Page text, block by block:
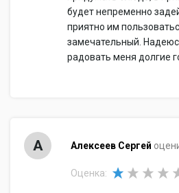
будет непременно
приятно им
замечательный.
радовать меня долгие
А Алексеев Сергей
Оценка: